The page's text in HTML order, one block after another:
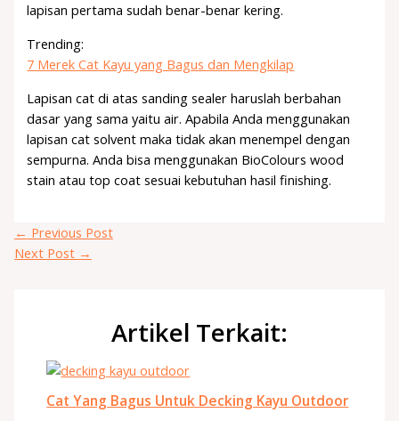
lapisan pertama sudah benar-benar kering.
Trending:
7 Merek Cat Kayu yang Bagus dan Mengkilap
Lapisan cat di atas sanding sealer haruslah berbahan
dasar yang sama yaitu air. Apabila Anda menggunakan
lapisan cat solvent maka tidak akan menempel dengan
sempurna. Anda bisa menggunakan BioColours wood
stain atau top coat sesuai kebutuhan hasil finishing.
← Previous Post
Next Post →
Artikel Terkait:
Cat Yang Bagus Untuk Decking Kayu Outdoor